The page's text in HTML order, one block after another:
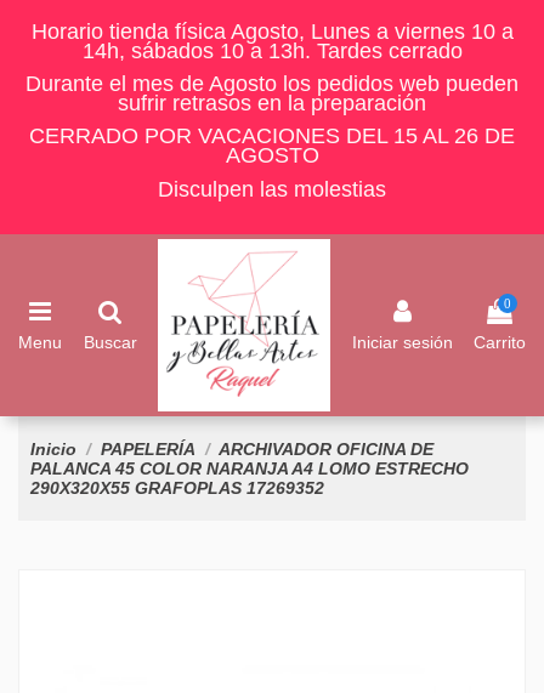
Horario tienda física Agosto, Lunes a viernes 10 a
14h, sábados 10 a 13h. Tardes cerrado
Durante el mes de Agosto los pedidos web pueden
sufrir retrasos en la preparación
CERRADO POR VACACIONES DEL 15 AL 26 DE
AGOSTO
Disculpen las molestias
Menu Buscar Iniciar sesión
0
Carrito
Inicio PAPELERÍA
ARCHIVADOR OFICINA DE
PALANCA 45 COLOR NARANJA A4 LOMO ESTRECHO
290X320X55 GRAFOPLAS 17269352